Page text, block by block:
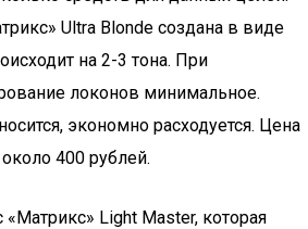
Ultra Blonde создана в виде
на 2-3 тона. При
локонов минимальное.
экономно расходуется. Цена
400 рублей.
«Матрикс» Light Master, которая